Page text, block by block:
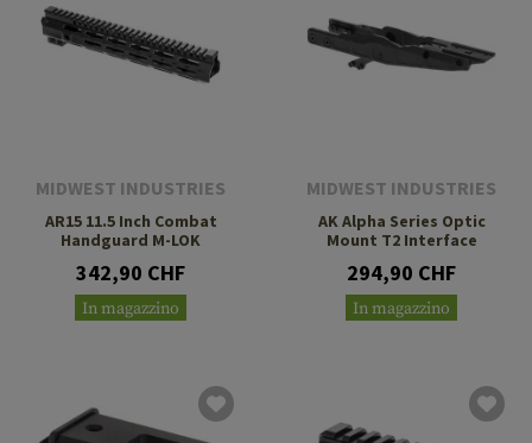
MIDWEST INDUSTRIES
AR15 11.5 Inch Combat
Handguard M-LOK
342,90 CHF
In magazzino
MIDWEST INDUSTRIES
AK Alpha Series Optic
Mount T2 Interface
294,90 CHF
In magazzino